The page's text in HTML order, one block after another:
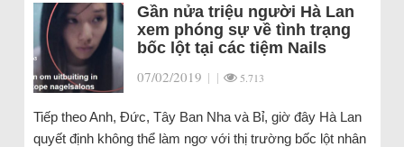
Gần nửa triệu người Hà Lan
xem phóng sự về tình trạng
bốc lột tại các tiệm Nails
07/02/2019 | | 5.713
Tiếp theo Anh, Đức, Tây Ban Nha và Bỉ, giờ đây Hà Lan
quyết định không thể làm ngơ với thị trường bốc lột nhân